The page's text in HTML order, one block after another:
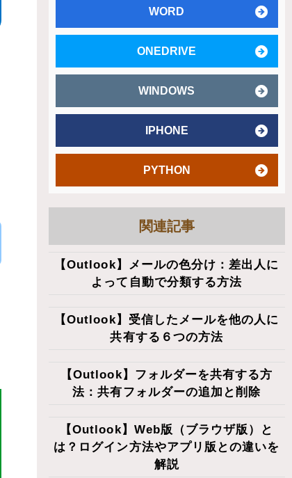
WORD
ONEDRIVE
WINDOWS
IPHONE
PYTHON
関連記事
【Outlook】メールの色分け：差出人に
よって自動で分類する方法
【Outlook】受信したメールを他の人に
共有する６つの方法
【Outlook】フォルダーを共有する方
法：共有フォルダーの追加と削除
【Outlook】Web版（ブラウザ版）と
は？ログイン方法やアプリ版との違いを
解説